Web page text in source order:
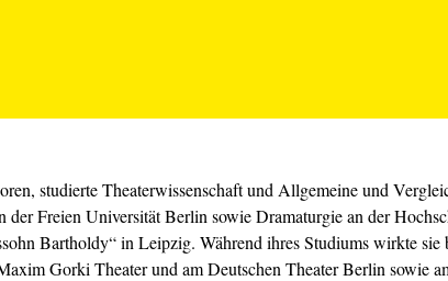
studierte Theaterwissenschaft und Allgemeine und
der Freien Universität Berlin sowie Dramaturgie an der
Bartholdy“ in Leipzig. Während ihres Studiums wirkte sie
Gorki Theater und am Deutschen Theater Berlin sowie